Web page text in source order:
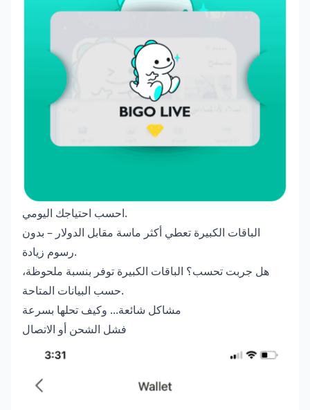
احسب احتياجك اليومي.
الباقات الكبيرة تعطي أكثر ماسة مقابل الدولار – بدون
رسوم زيادة.
هل جربت تحسب؟ الباقات الكبيرة توفر بنسبة ملحوظة،
حسب البيانات المتاحة.
مشاكل شائعة... وكيف تحلها بسرعة
فشل الشحن أو الاتصال